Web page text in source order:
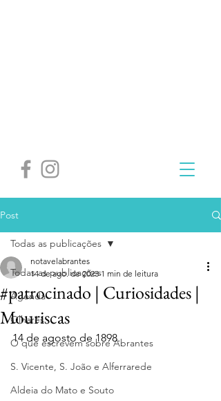
Post
Todas as publicações
Agenda
Olhares
O que escrevem sobre Abrantes
S. Vicente, S. João e Alferrarede
Aldeia do Mato e Souto
Todas as publicações
#patrocinado | Curiosidades |
Mouriscas
notavelabrantes
14 de ago. de 2023 1 min de leitura
14 de agosto de 1898.